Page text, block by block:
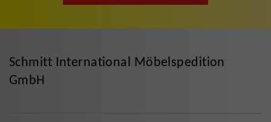
Schmitt International Möbelspedition
GmbH